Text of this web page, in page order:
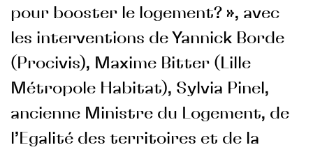
pour booster le logement? », avec
les interventions de Yannick Borde
(Procivis), Maxime Bitter (Lille
Métropole Habitat), Sylvia Pinel,
ancienne Ministre du Logement, de
l’Egalité des territoires et de la